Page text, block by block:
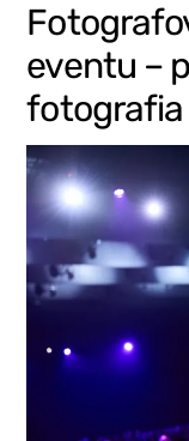
eventu –
fotografia